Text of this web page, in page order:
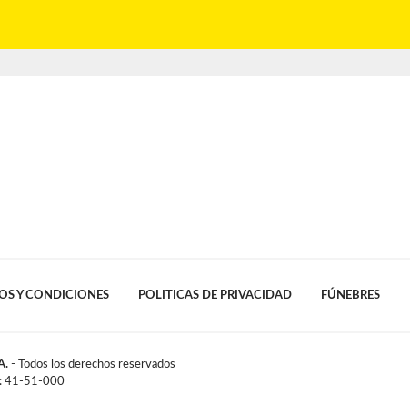
Y CONDICIONES POLITICAS DE PRIVACIDAD FÚNEBRES
- Todos los derechos reservados
41-51-000